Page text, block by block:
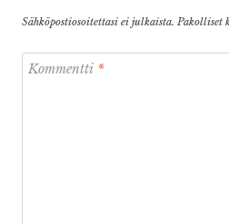
Sähköpostiosoitettasi ei julkaista. Pakolliset
Kommentti *